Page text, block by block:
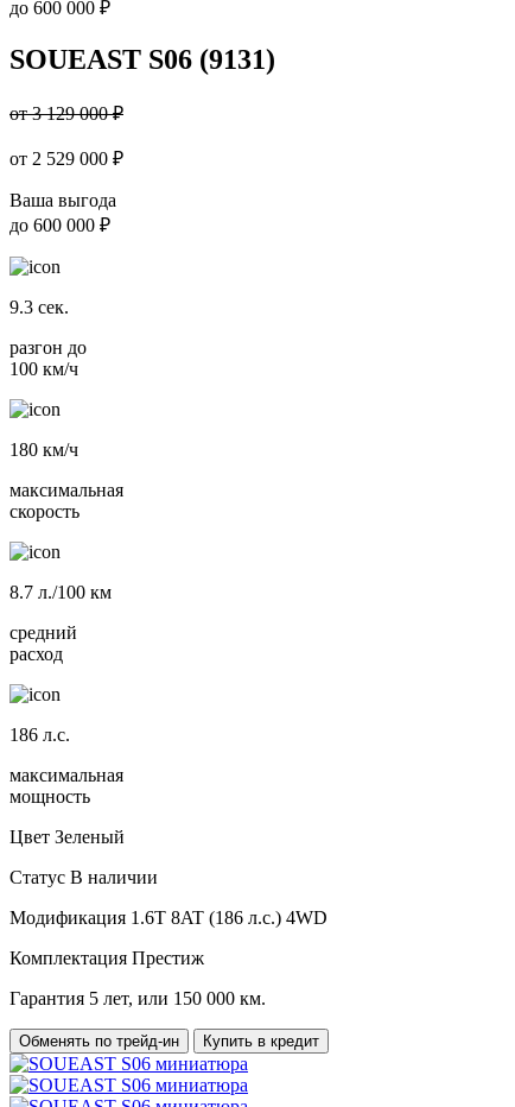
до 600 000 ₽
SOUEAST S06 (9131)
от 3 129 000 ₽
от 2 529 000 ₽
Ваша выгода
до 600 000 ₽
9.3 сек.
разгон до
100 км/ч
180 км/ч
максимальная
скорость
8.7 л./100 км
средний
расход
186 л.с.
максимальная
мощность
Цвет Зеленый
Статус В наличии
Модификация 1.6T 8AT (186 л.с.) 4WD
Комплектация Престиж
Гарантия 5 лет, или 150 000 км.
Обменять по трейд-ин Купить в кредит